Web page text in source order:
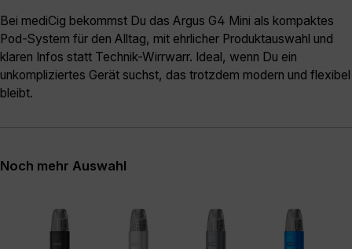
Bei mediCig bekommst Du das Argus G4 Mini als kompaktes
Pod-System für den Alltag, mit ehrlicher Produktauswahl und
klaren Infos statt Technik-Wirrwarr. Ideal, wenn Du ein
unkompliziertes Gerät suchst, das trotzdem modern und flexibel
bleibt.
Noch mehr Auswahl